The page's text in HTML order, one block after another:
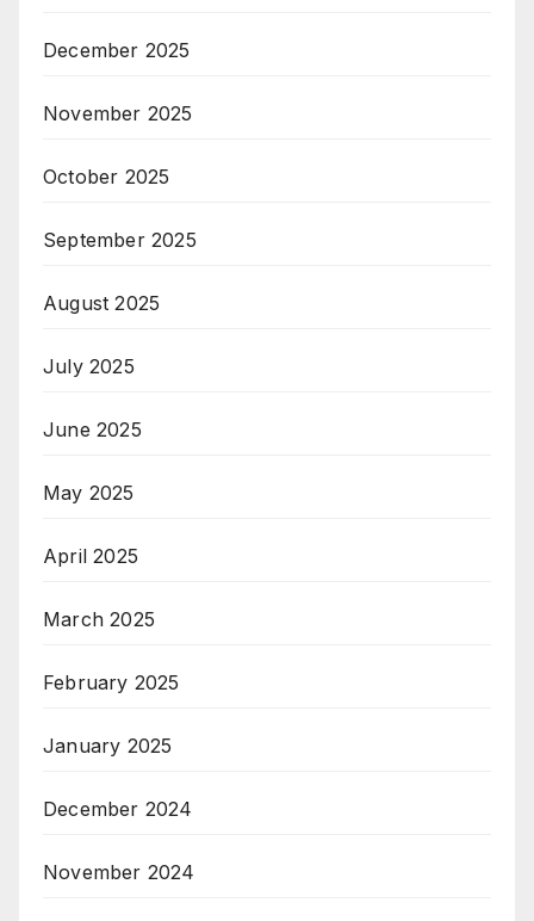
December 2025
November 2025
October 2025
September 2025
August 2025
July 2025
June 2025
May 2025
April 2025
March 2025
February 2025
January 2025
December 2024
November 2024